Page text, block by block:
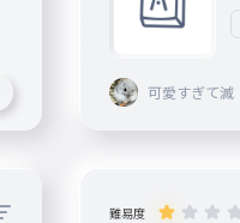
可愛すぎて滅
難易度